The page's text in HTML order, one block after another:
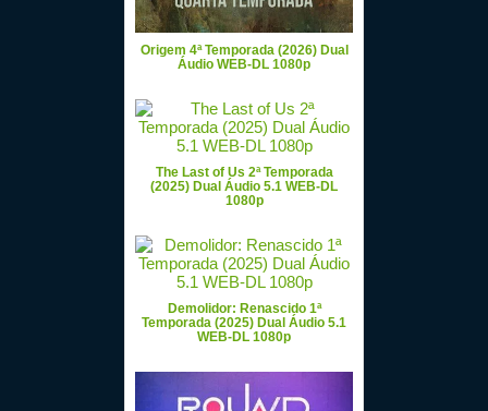
Origem 4ª Temporada (2026) Dual
Áudio WEB-DL 1080p
The Last of Us 2ª Temporada
(2025) Dual Áudio 5.1 WEB-DL
1080p
Demolidor: Renascido 1ª
Temporada (2025) Dual Áudio 5.1
WEB-DL 1080p